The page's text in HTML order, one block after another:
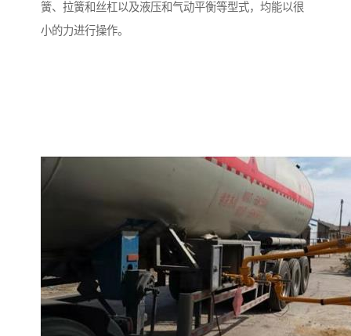
簧、拉簧和丝杠以及液压和气动平衡等型式，均能以很
小的力进行操作。